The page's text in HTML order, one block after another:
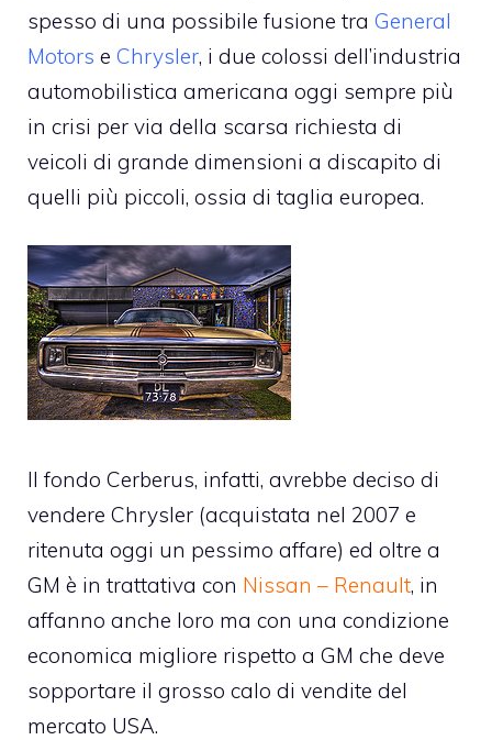
spesso di una possibile fusione tra General
Motors e Chrysler, i due colossi dell’industria
automobilistica americana oggi sempre più
in crisi per via della scarsa richiesta di
veicoli di grande dimensioni a discapito di
quelli più piccoli, ossia di taglia europea.
Il fondo Cerberus, infatti, avrebbe deciso di
vendere Chrysler (acquistata nel 2007 e
ritenuta oggi un pessimo affare) ed oltre a
GM è in trattativa con Nissan – Renault, in
affanno anche loro ma con una condizione
economica migliore rispetto a GM che deve
sopportare il grosso calo di vendite del
mercato USA.